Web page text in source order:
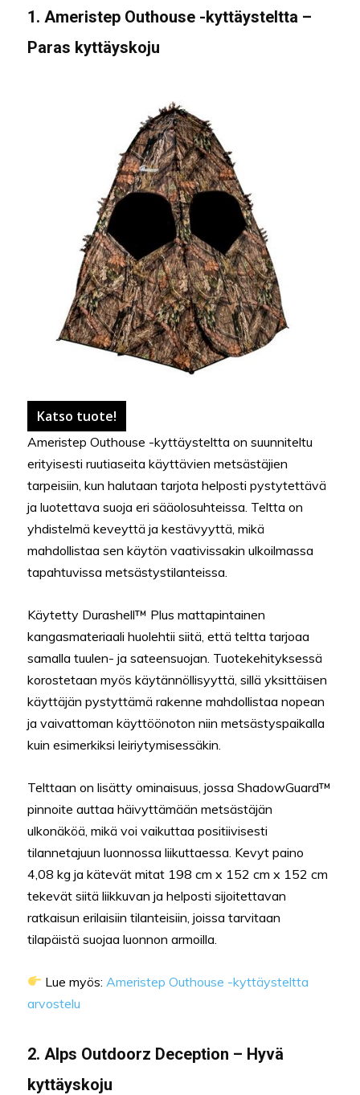
1. Ameristep Outhouse -kyttäysteltta –
Paras kyttäyskoju
Katso tuote!
Ameristep Outhouse -kyttäysteltta on suunniteltu
erityisesti ruutiaseita käyttävien metsästäjien
tarpeisiin, kun halutaan tarjota helposti pystytettävä
ja luotettava suoja eri sääolosuhteissa. Teltta on
yhdistelmä keveyttä ja kestävyyttä, mikä
mahdollistaa sen käytön vaativissakin ulkoilmassa
tapahtuvissa metsästystilanteissa.
Käytetty Durashell™ Plus mattapintainen
kangasmateriaali huolehtii siitä, että teltta tarjoaa
samalla tuulen- ja sateensuojan. Tuotekehityksessä
korostetaan myös käytännöllisyyttä, sillä yksittäisen
käyttäjän pystyttämä rakenne mahdollistaa nopean
ja vaivattoman käyttöönoton niin metsästyspaikalla
kuin esimerkiksi leiriytymisessäkin.
Telttaan on lisätty ominaisuus, jossa ShadowGuard™
pinnoite auttaa häivyttämään metsästäjän
ulkonäköä, mikä voi vaikuttaa positiivisesti
tilannetajuun luonnossa liikuttaessa. Kevyt paino
4,08 kg ja kätevät mitat 198 cm x 152 cm x 152 cm
tekevät siitä liikkuvan ja helposti sijoitettavan
ratkaisun erilaisiin tilanteisiin, joissa tarvitaan
tilapäistä suojaa luonnon armoilla.
Lue myös: Ameristep Outhouse -kyttäysteltta
arvostelu
2. Alps Outdoorz Deception – Hyvä
kyttäyskoju